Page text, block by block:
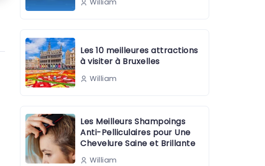
William
Les 10 meilleures attractions
à visiter à Bruxelles
William
Les Meilleurs Shampoings
Anti-Pelliculaires pour Une
Chevelure Saine et Brillante
William